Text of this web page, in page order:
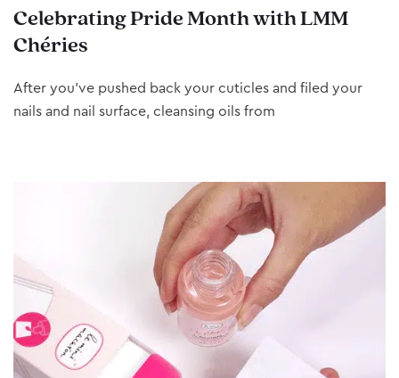
Celebrating Pride Month with LMM
Chéries
After you’ve pushed back your cuticles and filed your
nails and nail surface, cleansing oils from